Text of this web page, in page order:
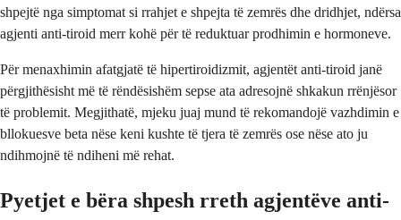
shpejtë nga simptomat si rrahjet e shpejta të zemrës dhe dridhjet, ndërsa
agjenti anti-tiroid merr kohë për të reduktuar prodhimin e hormoneve.
Për menaxhimin afatgjatë të hipertiroidizmit, agjentët anti-tiroid janë
përgjithësisht më të rëndësishëm sepse ata adresojnë shkakun rrënjësor
të problemit. Megjithatë, mjeku juaj mund të rekomandojë vazhdimin e
bllokuesve beta nëse keni kushte të tjera të zemrës ose nëse ato ju
ndihmojnë të ndiheni më rehat.
Pyetjet e bëra shpesh rreth agjentëve anti-